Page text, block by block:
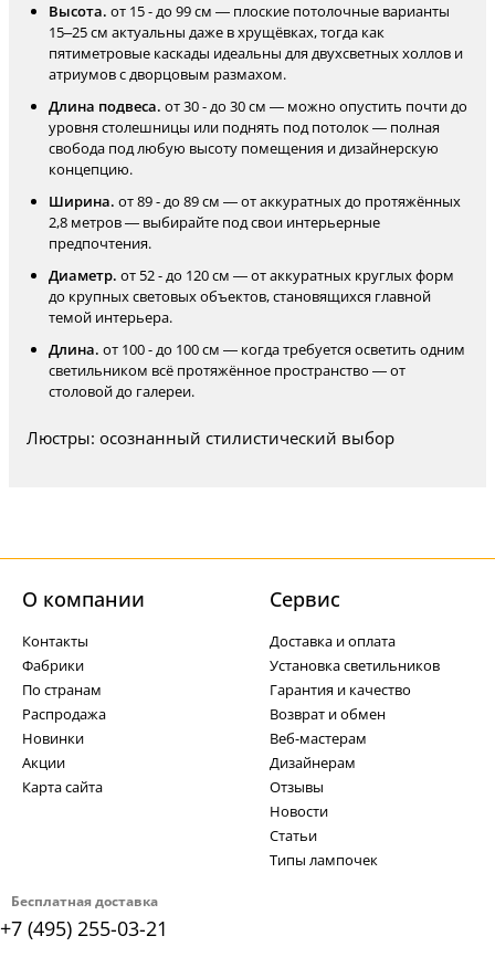
Высота. от 15 - до 99 см — плоские потолочные варианты
15–25 см актуальны даже в хрущёвках, тогда как
пятиметровые каскады идеальны для двухсветных холлов и
атриумов с дворцовым размахом.
Длина подвеса. от 30 - до 30 см — можно опустить почти до
уровня столешницы или поднять под потолок — полная
свобода под любую высоту помещения и дизайнерскую
концепцию.
Ширина. от 89 - до 89 см — от аккуратных до протяжённых
2,8 метров — выбирайте под свои интерьерные
предпочтения.
Диаметр. от 52 - до 120 см — от аккуратных круглых форм
до крупных световых объектов, становящихся главной
темой интерьера.
Длина. от 100 - до 100 см — когда требуется осветить одним
светильником всё протяжённое пространство — от
столовой до галереи.
Люстры: осознанный стилистический выбор
Бесплатная доставка
+7 (495) 255-03-21
О компании
Контакты
Фабрики
По странам
Распродажа
Новинки
Акции
Карта сайта
Cервис
Доставка и оплата
Установка светильников
Гарантия и качество
Возврат и обмен
Веб-мастерам
Дизайнерам
Отзывы
Новости
Статьи
Типы лампочек